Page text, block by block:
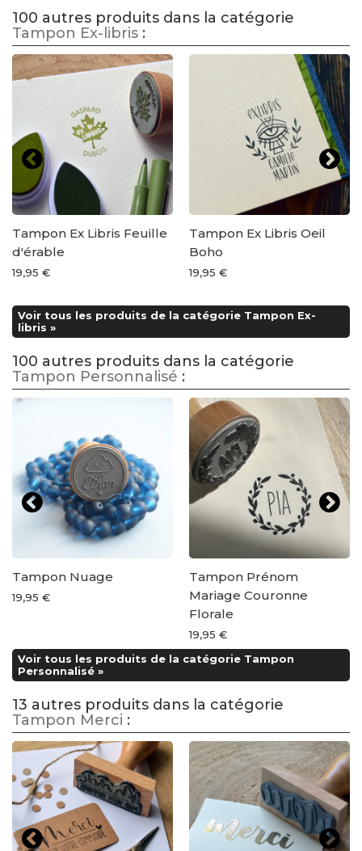
100 autres produits dans la catégorie
Tampon Ex-libris :
Tampon Ex Libris Feuille
d'érable
19,95 €
Tampon Ex Libris Oeil
Boho
19,95 €
Voir tous les produits de la catégorie Tampon Ex-
libris »
100 autres produits dans la catégorie
Tampon Personnalisé :
Tampon Nuage
19,95 €
Tampon Prénom
Mariage Couronne
Florale
19,95 €
Voir tous les produits de la catégorie Tampon
Personnalisé »
13 autres produits dans la catégorie
Tampon Merci :